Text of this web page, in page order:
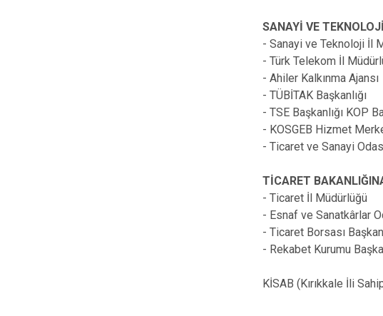
SANAYİ VE
- Sanayi ve Teknoloji İl
- Türk Telekom İl
- Ahiler Kalkınma Ajansı
- TÜBİTAK Başkanlığı
- TSE Başkanlığı KOP
- KOSGEB Hizmet
- Ticaret ve Sanayi
TİCARET
- Ticaret İl Müdürlüğü
- Esnaf ve Sanatkârlar
- Ticaret Borsası
- Rekabet Kurumu
KİSAB (Kırıkkale İli